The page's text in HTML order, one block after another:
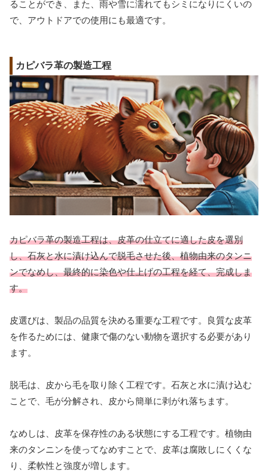
ることができ、また、雨や雪に濡れてもシミになりにくいの
で、アウトドアでの使用にも最適です。
カピバラ革の製造工程
カピバラ革の製造工程は、皮革の仕立てに適した皮を選別
し、石灰と水に漬け込んで脱毛させた後、植物由来のタンニ
ンでなめし、最終的に染色や仕上げの工程を経て、完成しま
す。
皮選びは、製品の品質を決める重要な工程です。良質な皮革
を作るためには、健康で傷のない動物を選択する必要があり
ます。
脱毛は、皮から毛を取り除く工程です。石灰と水に漬け込む
ことで、毛が分解され、皮から簡単に剥がれ落ちます。
なめしは、皮革を保存性のある状態にする工程です。植物由
来のタンニンを使ってなめすことで、皮革は腐敗しにくくな
り、柔軟性と強度が増します。